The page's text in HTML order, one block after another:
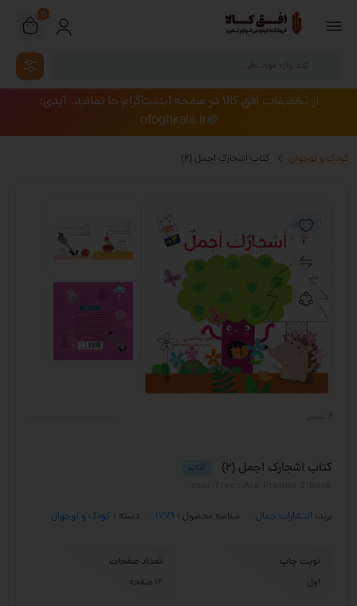
0
از تخفیفات افق کالا در صفحه اینستاگرام جا نمانید. آیدی:
@ofoghkala.ir
کودک و نوجوان کتاب اشجارک اجمل (2)
کتاب اشجارک اجمل (2) کتاب
برند: انتشارات جمال شناسه محصول : 1779 دسته : کودک و نوجوان
نوبت چاپ
اول
تعداد صفحات
12 صفحه